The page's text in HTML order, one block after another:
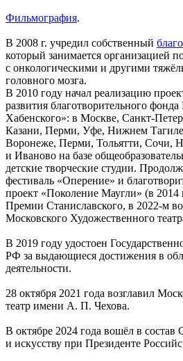
Фильмография.
В 2008 г. учредил собственный
который занимается организацией
с онкологическими и другими
головного мозга.
В 2010 году начал реализацию
развития благотворительного
Хабенского»: в Москве, Санкт-
Казани, Перми, Уфе, Нижнем
Воронеже, Перми, Тольятти, Сочи,
и Иваново на базе
детские творческие студии.
фестиваль «Оперение» и
проект «Поколение Маугли» (в 2014
Премии Станиславского, в 2022-м
Московского Художественного
В 2019 году удостоен
РФ за выдающиеся достижения в
деятельности.
28 октября 2021 года возглавил
театр имени А. П. Чехова.
В октябре 2024 года вошёл в состав
и искусству при Президенте